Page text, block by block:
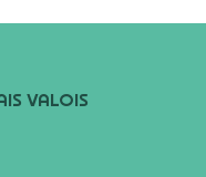
VALOIS